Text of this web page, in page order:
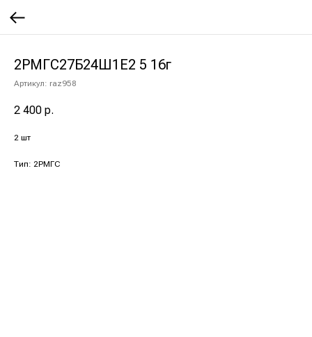
2РМГС27Б24Ш1Е2 5 16г
Артикул: raz958
2 400 р.
2 шт
Тип: 2РМГС